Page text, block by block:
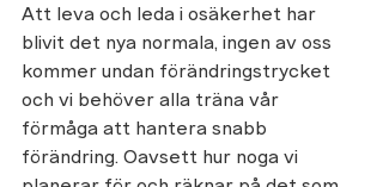
Att leva och leda i osäkerhet har
blivit det nya normala, ingen av oss
kommer undan förändringstrycket
och vi behöver alla träna vår
förmåga att hantera snabb
förändring. Oavsett hur noga vi